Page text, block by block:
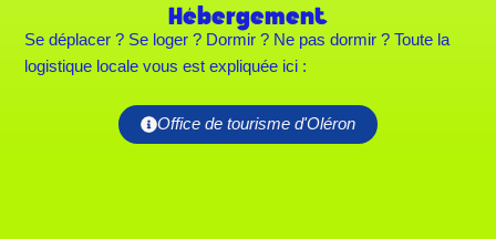
Hébergement
Se déplacer ? Se loger ? Dormir ? Ne pas dormir ? Toute la
logistique locale vous est expliquée ici :
Office de tourisme d'Oléron